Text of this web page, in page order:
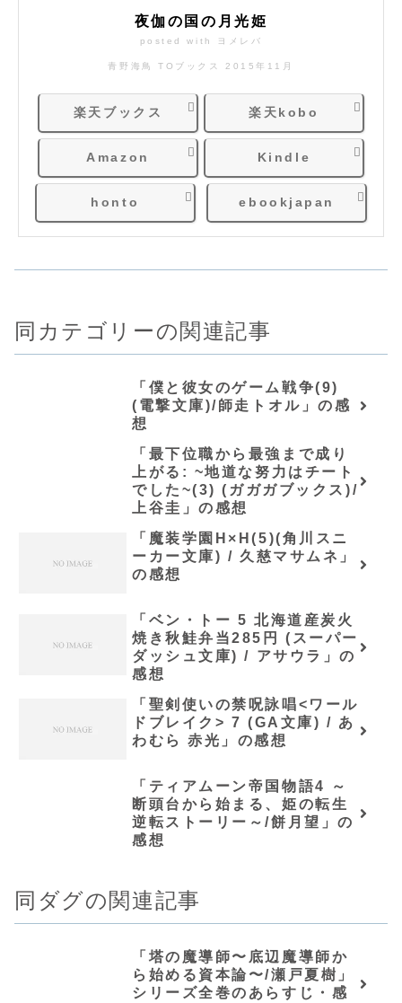
夜伽の国の月光姫
posted with ヨメレバ
青野海鳥 TOブックス 2015年11月
楽天ブックス 楽天kobo
Amazon Kindle
honto ebookjapan
同カテゴリーの関連記事
「僕と彼女のゲーム戦争(9)
(電撃文庫)/師走トオル」の感
想
「最下位職から最強まで成り
上がる: ~地道な努力はチート
でした~(3) (ガガガブックス)/
上谷圭」の感想
「魔装学園H×H(5)(角川スニ
ーカー文庫) / 久慈マサムネ」
の感想
「ベン・トー 5 北海道産炭火
焼き秋鮭弁当285円 (スーパー
ダッシュ文庫) / アサウラ」の
感想
「聖剣使いの禁呪詠唱<ワール
ドブレイク> 7 (GA文庫) / あ
わむら 赤光」の感想
「ティアムーン帝国物語4 ～
断頭台から始まる、姫の転生
逆転ストーリー～/餅月望」の
感想
同ダグの関連記事
「塔の魔導師〜底辺魔導師か
ら始める資本論〜/瀬戸夏樹」
シリーズ全巻のあらすじ・感